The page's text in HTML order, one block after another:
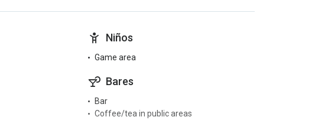
Niños
Game area
Bares
Bar
Coffee/tea in public areas